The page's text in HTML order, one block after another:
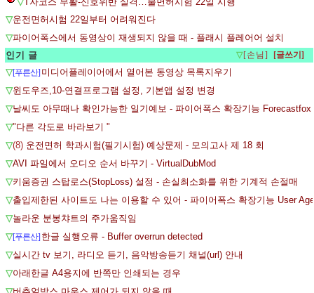
▽운전면허시험 22일부터 어려워진다
▽파이어폭스에서 동영상이 재생되지 않을 때 - 플래시 플레어어 설치
인기 글
▽[손님]
▽[푸른산] 미디어플레이어에서 열어본 동영상 목록지우기
▽윈도우즈,10-연결프로그램 설정, 기본앱 설정 변경
▽날씨도 아무때나 확인가능한 일기예보 - 파이어폭스 확장기능 Forecastfox
▽"다른 각도로 바라보기 "
▽(8) 운전면허 학과시험(필기시험) 예상문제 - 모의고사 제 18 회
▽AVI 파일에서 오디오 순서 바꾸기 - VirtualDubMod
▽키움증권 스탑로스(StopLoss) 설정 - 손실최소화를 위한 기계적 손절매
▽출입제한된 사이트도 나는 이용할 수 있어 - 파이어폭스 확장기능 User
▽놀라운 분봉챠트의 주가움직임
▽[푸른산] 한글 실행오류 - Buffer overrun detected
▽실시간 tv 보기, 라디오 듣기, 음악방송듣기 채널(url) 안내
▽아래한글 A4용지에 반쪽만 인쇄되는 경우